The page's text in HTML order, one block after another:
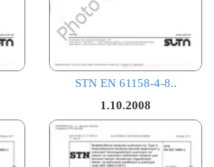
STN EN 61158-4-8..
1.10.2008